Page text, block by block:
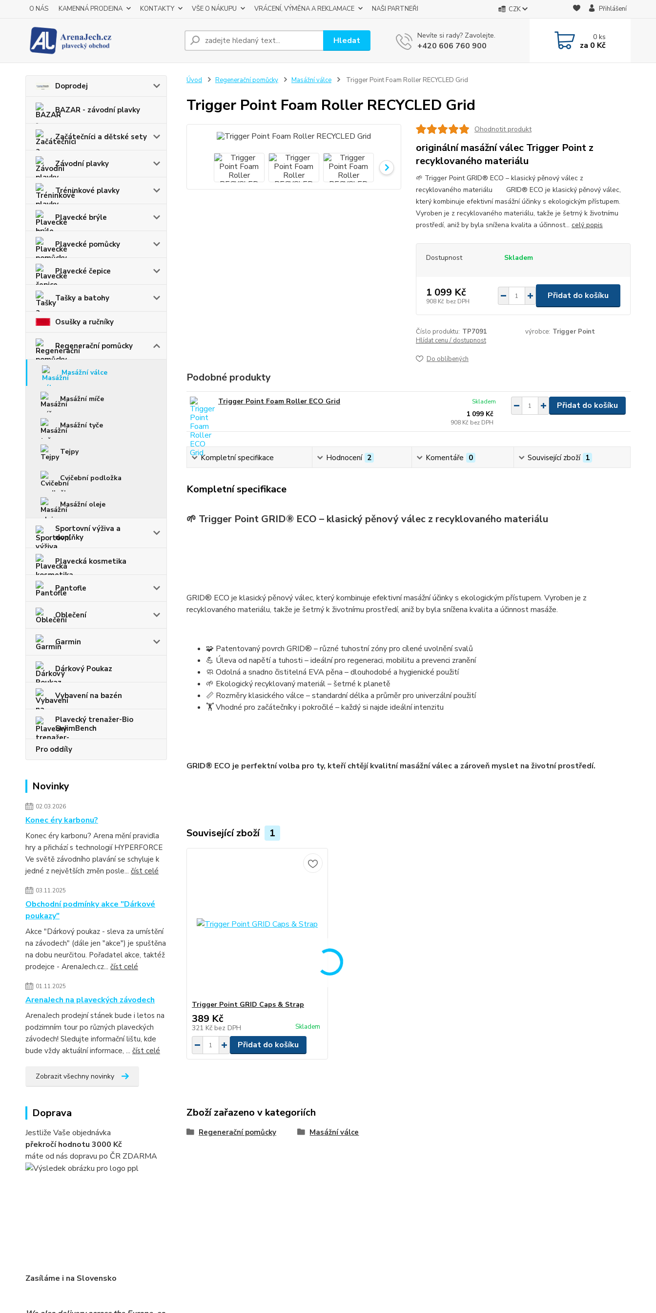
O NÁS KAMENNÁ PRODEJNA KONTAKTY VŠE O NÁKUPU VRÁCENÍ, VÝMĚNA A REKLAMACE NAŠI PARTNEŘI CZK Přihlášení
Hledat Nevíte si rady? Zavolejte.
+420 606 760 900
0ks
za 0 Kč
Doprodej
BAZAR - závodní plavky
Začátečníci a dětské sety
Závodní plavky
Tréninkové plavky
Plavecké brýle
Plavecké pomůcky
Plavecké čepice
Tašky a batohy
Osušky a ručníky
Regenerační pomůcky
Masážní válce
Masážní míče
Masážní tyče
Tejpy
Cvičební podložka
Masážní oleje
Sportovní výživa a
doplňky
Plavecká kosmetika
Pantofle
Oblečení
Garmin
Dárkový Poukaz
Vybavení na bazén
Plavecký trenažer-Bio
SwimBench
Pro oddíly
Novinky
02.03.2026
Konec éry karbonu?
Konec éry karbonu? Arena mění pravidla
hry a přichází s technologií HYPERFORCE
Ve světě závodního plavání se schyluje k
jedné z největších změn posle... číst celé
03.11.2025
Obchodní podmínky akce "Dárkové
poukazy"
Akce "Dárkový poukaz - sleva za umístění
na závodech" (dále jen "akce") je spuštěna
na dobu neurčitou. Pořadatel akce, taktéž
prodejce - ArenaJech.cz... číst celé
01.11.2025
ArenaJech na plaveckých závodech
ArenaJech prodejní stánek bude i letos na
podzimním tour po různých plaveckých
závodech! Sledujte informační lištu, kde
bude vždy aktuální informace, ... číst celé
Zobrazit všechny novinky
Doprava
Jestliže Vaše objednávka
překročí hodnotu 3000 Kč
máte od nás dopravu po ČR ZDARMA
Zasíláme i na Slovensko
Úvod Regenerační pomůcky Masážní válce Trigger Point Foam Roller RECYCLED Grid
Trigger Point Foam Roller RECYCLED Grid
Ohodnotit produkt
originální masážní válec Trigger Point z
recyklovaného materiálu
🌱 Trigger Point GRID® ECO – klasický pěnový válec z
recyklovaného materiálu GRID® ECO je klasický pěnový válec,
který kombinuje efektivní masážní účinky s ekologickým přístupem.
Vyroben je z recyklovaného materiálu, takže je šetrný k životnímu
prostředí, aniž by byla snížena kvalita a účinnost... celý popis
Dostupnost Skladem
1 099 Kč
908 Kč bez DPH
Přidat do košíku
Číslo produktu: TP7091 výrobce: Trigger Point
Hlídat cenu / dostupnost
Do oblíbených
Podobné produkty
Trigger Point Foam Roller ECO Grid
1 099 Kč
908 Kč bez DPH
Skladem Přidat do košíku
Kompletní specifikace Hodnocení 2 Komentáře 0 Související zboží 1
Kompletní specifikace
🌱 Trigger Point GRID® ECO – klasický pěnový válec z recyklovaného materiálu
GRID® ECO je klasický pěnový válec, který kombinuje efektivní masážní účinkys ekologickým přístupem. Vyroben je z
recyklovaného materiálu, takže je šetrný k životnímu prostředí, aniž by byla snížena kvalita a účinnost masáže.
🧩 Patentovaný povrch GRID® – různé tuhostní zóny pro cílené uvolnění svalů
💪 Úleva od napětí a tuhosti – ideální pro regeneraci, mobilitu a prevenci zranění
🧼 Odolná a snadno čistitelná EVA pěna – dlouhodobé a hygienické použití
🌱 Ekologický recyklovaný materiál– šetrné k planetě
📏 Rozměry klasického válce – standardní délka a průměr pro univerzální použití
🏋️Vhodné pro začátečníky i pokročilé – každý si najde ideální intenzitu
GRID® ECO je perfektní volba pro ty, kteří chtějí kvalitní masážní válec a zároveň myslet na životní prostředí.
Související zboží 1
Trigger Point GRID Caps & Strap
389 Kč
321 Kč bez DPH Skladem
Přidat do košíku
Zboží zařazeno v kategoriích
Regenerační pomůcky Masážní válce